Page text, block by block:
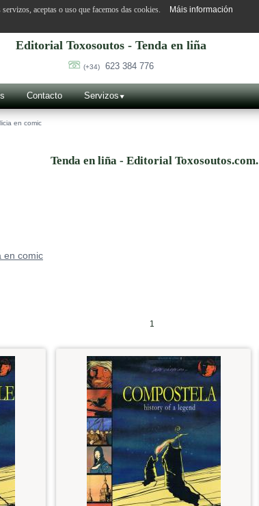
Editorial Toxosoutos - Tenda en liña
(+34) 623 384 776
Contacto Servizos
en comic
Tenda en liña - Editorial Toxosoutos.com.
en comic
1
aceptas o uso que facemos das cookies. Máis información